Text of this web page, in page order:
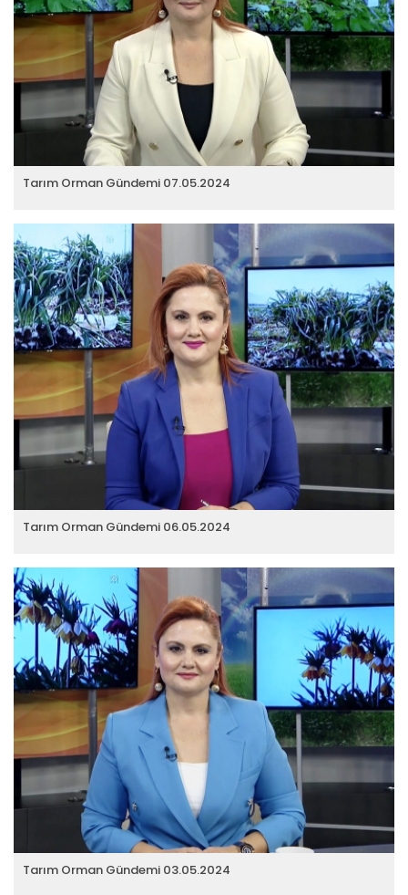
Tarım Orman Gündemi 07.05.2024
Tarım Orman Gündemi 06.05.2024
Tarım Orman Gündemi 03.05.2024